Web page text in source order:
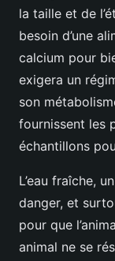
la taille et de
besoin d’une
calcium pour
exigera un
son
fournissent les
échantillons
L’eau fraîche,
danger, et
pour que
animal ne se